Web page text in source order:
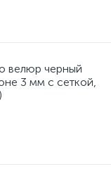
велюр черный
3 мм с сеткой,